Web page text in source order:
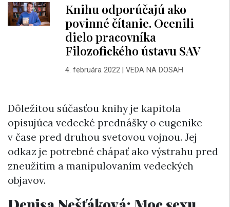
Knihu odporúčajú ako
povinné čítanie. Ocenili
dielo pracovníka
Filozofického ústavu SAV
4. februára 2022| VEDA NA DOSAH
Dôležitou súčasťou knihy je kapitola
opisujúca vedecké prednášky o eugenike
v čase pred druhou svetovou vojnou. Jej
odkaz je potrebné chápať ako výstrahu pred
zneužitím a manipulovaním vedeckých
objavov.